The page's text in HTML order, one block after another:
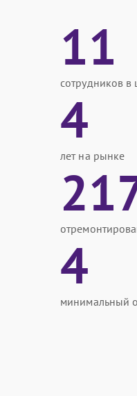
11
сотрудников в
4
лет на рынке
4
минимальный